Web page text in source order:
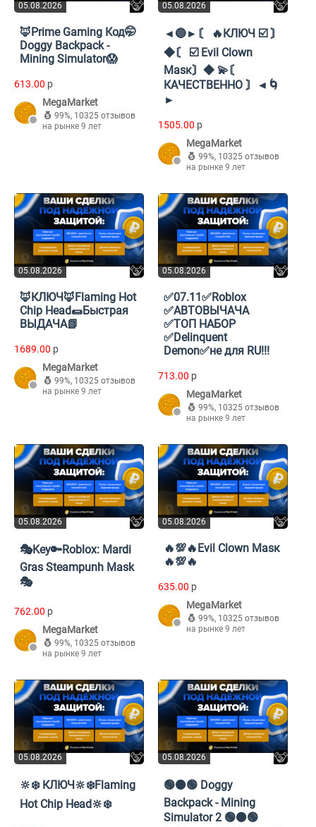
05.08.2026
🦊Prime Gaming Код🤭
Doggy Backpack -
Mining Simulator😱
613.00 p
MegaMarket
99%, 10325 отзывов
на рынке 9 лет
05.08.2026
◄🔵►〘 🔥КЛЮЧ ☑️ 〙
◆〘 ☑️ Evil Clown
Masк〙◆ 💫〘
КАЧЕСТВЕННО 〙◄🌀
►
1505.00 p
MegaMarket
99%, 10325 отзывов
на рынке 9 лет
05.08.2026
🦊КЛЮЧ🦊Flaming Hot
Chip Head🌯Быстрая
ВЫДАЧА📗
1689.00 p
MegaMarket
99%, 10325 отзывов
на рынке 9 лет
05.08.2026
✅07.11✅Roblox
✅АВТОВЫЧАЧА
✅ТОП НАБОР
✅Delinquent
Demon✅не для RU!!!
713.00 p
MegaMarket
99%, 10325 отзывов
на рынке 9 лет
05.08.2026
🎭Key🔑Roblox: Mardi
Gras Steampunh Mask
🎭
762.00 p
MegaMarket
99%, 10325 отзывов
на рынке 9 лет
05.08.2026
🔥💯🔥Evil Clown Masк
🔥💯🔥
635.00 p
MegaMarket
99%, 10325 отзывов
на рынке 9 лет
05.08.2026
🔆❄️ КЛЮЧ🔆❄️Flaming
Hot Chip Head🔆❄️
05.08.2026
🟢⚫🟢 Doggy
Backpack - Mining
Simulator 2 🟢⚫🟢